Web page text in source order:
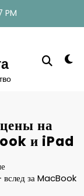
PM
на
и iPad
за MacBook